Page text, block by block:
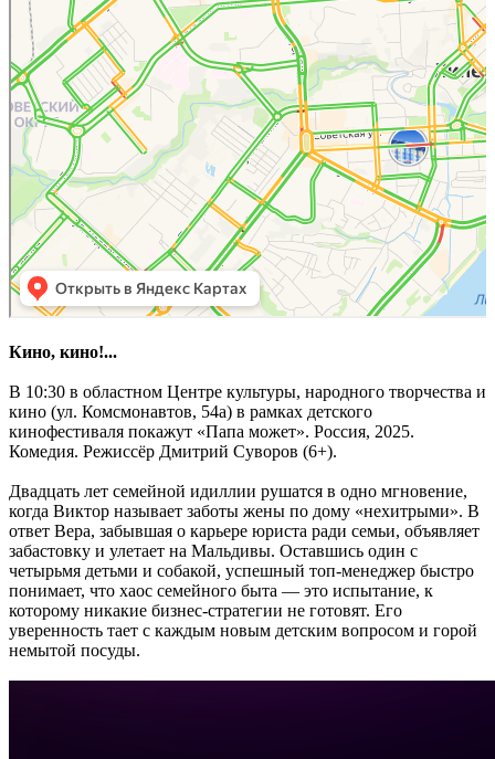
Кино, кино!...
В 10:30 в областном Центре культуры, народного творчества и
кино (ул. Комсмонавтов, 54а) в рамках детского
кинофестиваля покажут «Папа может». Россия, 2025.
Комедия. Режиссёр Дмитрий Суворов (6+).
Двадцать лет семейной идиллии рушатся в одно мгновение,
когда Виктор называет заботы жены по дому «нехитрыми». В
ответ Вера, забывшая о карьере юриста ради семьи, объявляет
забастовку и улетает на Мальдивы. Оставшись один с
четырьмя детьми и собакой, успешный топ-менеджер быстро
понимает, что хаос семейного быта — это испытание, к
которому никакие бизнес-стратегии не готовят. Его
уверенность тает с каждым новым детским вопросом и горой
немытой посуды.